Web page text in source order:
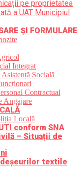
pe proprietatea
a UAT Municipiul
ȘI FORMULARE
Integrat
Socială
Contractual
Angajare
Locală
conform SNA
– Situații de
textile